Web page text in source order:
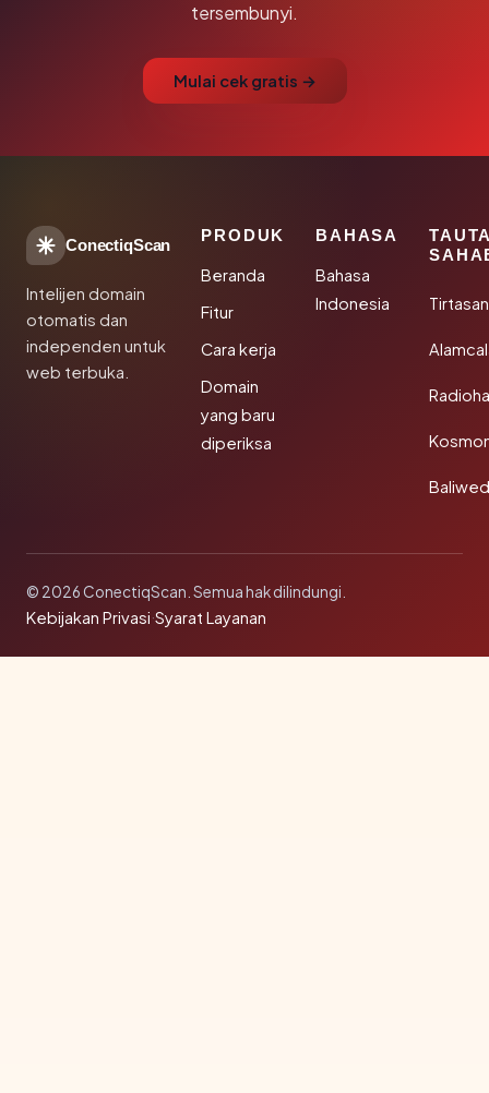
tersembunyi.
Mulai cek gratis →
ConectiqScan
Intelijen domain
otomatis dan
independen untuk
web terbuka.
PRODUK
Beranda
Fitur
Cara kerja
Domain
yang baru
diperiksa
BAHASA
Bahasa
Indonesia
© 2026 ConectiqScan. Semua hak dilindungi.
Kebijakan Privasi·Syarat Layanan